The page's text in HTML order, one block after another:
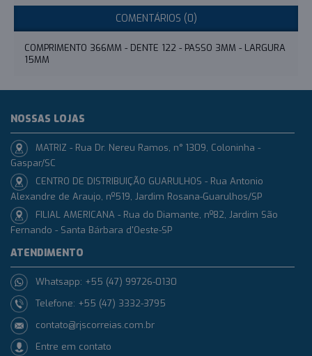
COMENTÁRIOS (0)
COMPRIMENTO 366MM - DENTE 122 - PASSO 3MM - LARGURA
15MM
NOSSAS LOJAS
MATRIZ - Rua Dr. Nereu Ramos, n° 1309, Coloninha -
Gaspar/SC
CENTRO DE DISTRIBUIÇÃO GUARULHOS - Rua Antonio
Alexandre de Araujo, nº519, Jardim Rosana-Guarulhos/SP
FILIAL AMERICANA - Rua do Diamante, nº82, Jardim São
Fernando - Santa Bárbara d'Oeste-SP
ATENDIMENTO
Whatsapp: +55 (47) 99726-0130
Telefone: +55 (47) 3332-3795
contato@rjscorreias.com.br
Entre em contato